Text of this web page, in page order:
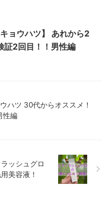
キョウハツ】 あれから2
証2回目！！男性編
ハツ 30代からオススメ！
性編
ッシュグロ
美容液！